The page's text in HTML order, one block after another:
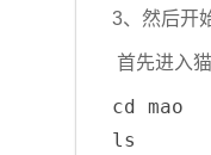
3、然后开
首先进入
cd mao
ls